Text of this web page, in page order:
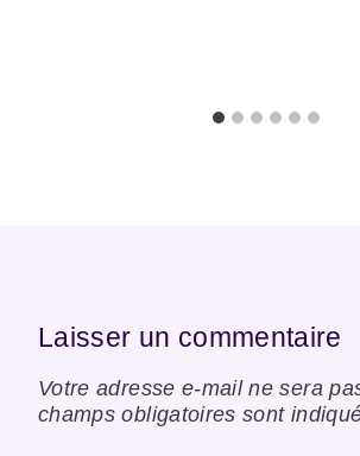
Laisser un commentaire
Votre adresse e-mail ne sera
champs obligatoires sont